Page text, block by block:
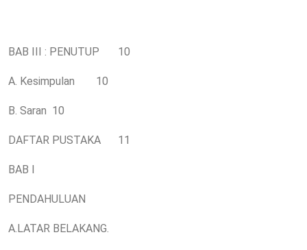
BAB III : PENUTUP 10
A. Kesimpulan 10
B. Saran 10
DAFTAR PUSTAKA 11
BAB I
PENDAHULUAN
A.LATAR BELAKANG.